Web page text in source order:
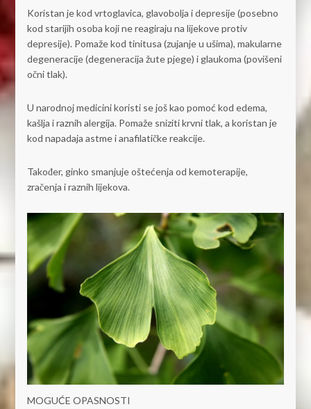
Koristan je kod vrtoglavica, glavobolja i depresije (posebno
kod starijih osoba koji ne reagiraju na lijekove protiv
depresije). Pomaže kod tinitusa (zujanje u ušima), makularne
degeneracije (degeneracija žute pjege) i glaukoma (povišeni
očni tlak).
U narodnoj medicini koristi se još kao pomoć kod edema,
kašlja i raznih alergija. Pomaže sniziti krvni tlak, a koristan je
kod napadaja astme i anafilatičke reakcije.
Također, ginko smanjuje oštećenja od kemoterapije,
zračenja i raznih lijekova.
MOGUĆE OPASNOSTI